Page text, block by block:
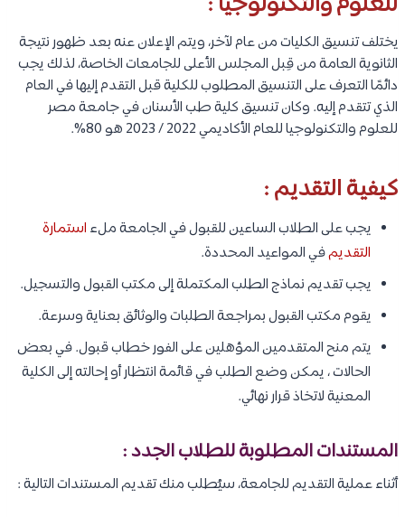
يختلف تنسيق الكليات من عام لآخر، ويتم الإعلان عنه بعد ظهور نتيجة
الثانوية العامة من قِبل المجلس الأعلى للجامعات الخاصة، لذلك يجب
دائمًا التعرف على التنسيق المطلوب للكلية قبل التقدم إليها في العام
الذي تتقدم إليه. وكان تنسيق كلية طب الأسنان في جامعة مصر
للعلوم والتكنولوجيا للعام الأكاديمي 2022 / 2023 هو 80%.
كيفية التقديم :
يجب على الطلاب الساعين للقبول في الجامعة ملء استمارة
التقديمفي المواعيد المحددة.
يجب تقديم نماذج الطلب المكتملة إلى مكتب القبول والتسجيل.
يقوم مكتب القبول بمراجعة الطلبات والوثائق بعناية وسرعة.
يتم منح المتقدمين المؤهلين على الفور خطاب قبول. في بعض
الحالات ، يمكن وضع الطلب في قائمة انتظار أو إحالته إلى الكلية
المعنية لاتخاذ قرار نهائي.
المستندات المطلوبة للطلاب الجدد :
أثناء عملية التقديم للجامعة، سيُطلب منك تقديم المستندات التالية :